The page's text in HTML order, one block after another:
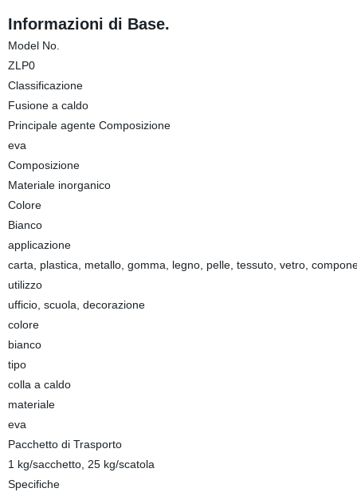
Informazioni di Base.
Model No.
ZLP0
Classificazione
Fusione a caldo
Principale agente Composizione
eva
Composizione
Materiale inorganico
Colore
Bianco
applicazione
carta, plastica, metallo, gomma, legno, pelle, tessuto, vetro,
utilizzo
ufficio, scuola, decorazione
colore
bianco
tipo
colla a caldo
materiale
eva
Pacchetto di Trasporto
1 kg/sacchetto, 25 kg/scatola
Specifiche